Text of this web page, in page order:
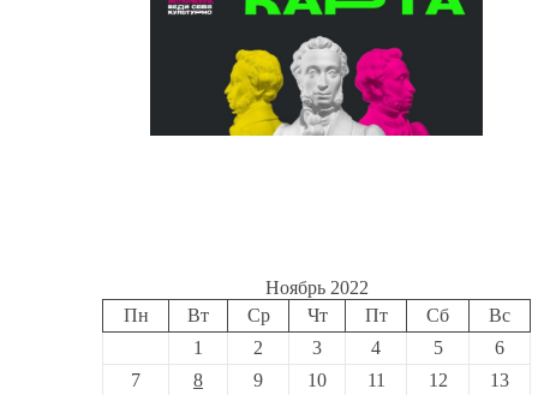
Ноябрь 2022
Пн
Вт Ср Чт Пт Сб
Вс
1
2 3 4 5
6
7
8 9 10 11 12
13